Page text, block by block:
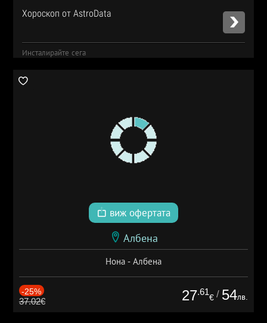
Хороскоп от AstroData
Инсталирайте сега
виж офертата
Албена
Нона - Албена
-25%
37.02€ 27.61
€ / 54лв.